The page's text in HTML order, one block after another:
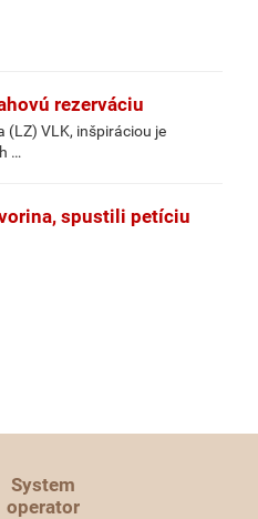
rezerváciu
VLK, inšpiráciou je
…
spustili petíciu
System
operator